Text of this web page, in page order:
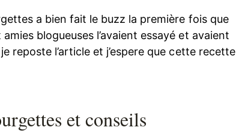
a bien fait le buzz la première fois que
blogueuses l’avaient essayé et avaient
reposte l’article et j’espere que cette recette
et conseils